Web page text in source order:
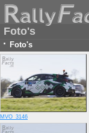
Foto's
· Foto's
MVO_3146